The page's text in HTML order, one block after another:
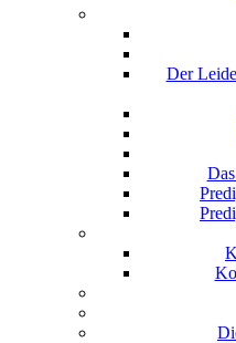
Der